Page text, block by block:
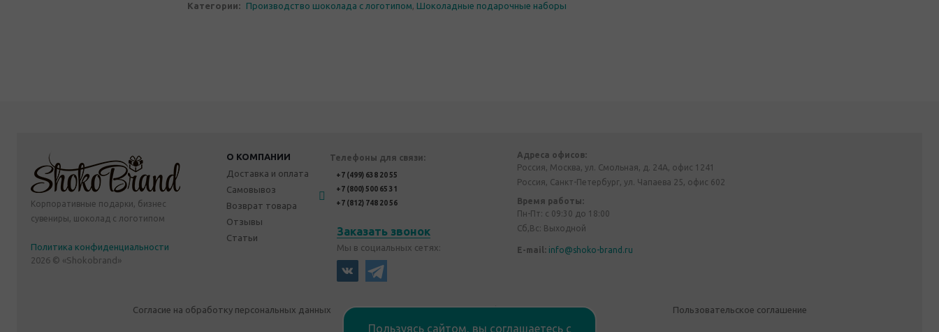
Категории: Производство шоколада с логотипом, Шоколадные подарочные наборы
Корпоративные подарки, бизнес
сувениры, шоколад с логотипом
Политика конфиденциальности
2026 © «Shokobrand»
О КОМПАНИИ
Доставка и оплата
Самовывоз
Возврат товара
Отзывы
Статьи
Телефоны для связи:
+7 (499) 638 20 55
+7 (800) 500 65 31
+7 (812) 748 20 56
Заказать звонок
Мы в социальных сетях:
Адреса офисов:
Россия, Москва, ул. Смольная, д. 24А, офис 1241
Россия, Санкт-Петербург, ул. Чапаева 25, офис 602
Время работы:
Пн-Пт: с 09:30 до 18:00
Сб,Вс: Выходной
E-mail: info@shoko-brand.ru
Согласие на обработку персональных данных Политика конфиденциальности Пользовательское соглашение
Пользуясь сайтом, вы соглашаетесь с